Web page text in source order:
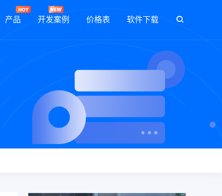
产品 开发案例 价格表 软件下载